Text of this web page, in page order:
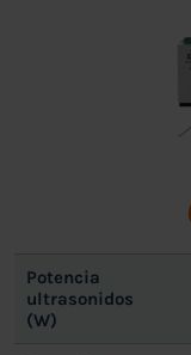
Potencia
ultrasonidos
(W)